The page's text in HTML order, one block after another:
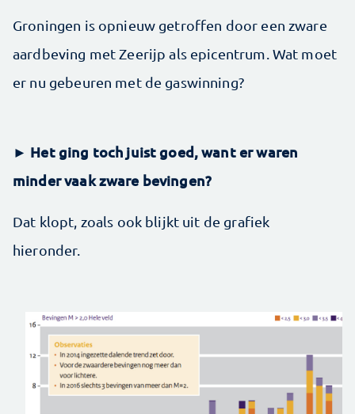
Groningen is opnieuw getroffen door een zware
aardbeving met Zeerijp als epicentrum. Wat moet
er nu gebeuren met de gaswinning?
► Het ging toch juist goed, want er waren
minder vaak zware bevingen?
Dat klopt, zoals ook blijkt uit de grafiek
hieronder.